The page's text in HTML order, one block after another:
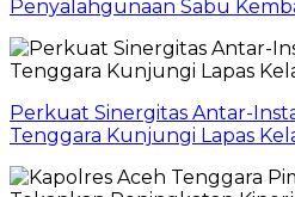
Penyalahgunaan Sabu
Perkuat Sinergitas Antar-
Tenggara Kunjungi Lapas